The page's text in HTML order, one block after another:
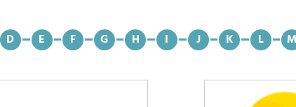
D E F G H I J K L M